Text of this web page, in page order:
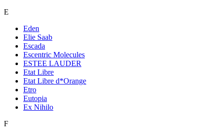
E
Eden
Elie Saab
Escada
Escentric Molecules
ESTEE LAUDER
Etat Libre
Etat Libre d*Orange
Etro
Eutopia
Ex Nihilo
F